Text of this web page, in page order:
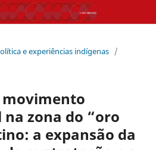
e experiências indígenas /
movimento
zona do “oro
a expansão da